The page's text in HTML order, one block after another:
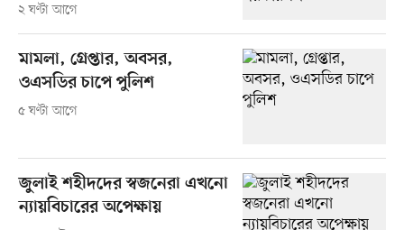
২ ঘণ্টা আগে
মামলা, গ্রেপ্তার, অবসর,
ওএসডির চাপে পুলিশ
৫ ঘণ্টা আগে
জুলাই শহীদদের স্বজনেরা এখনো
ন্যায়বিচারের অপেক্ষায়